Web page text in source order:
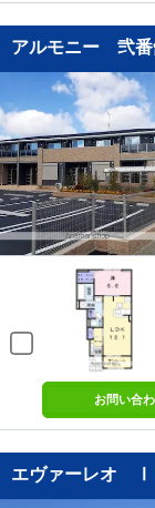
アルモニー 弐番
お問い合
エヴァーレオ Ⅰ